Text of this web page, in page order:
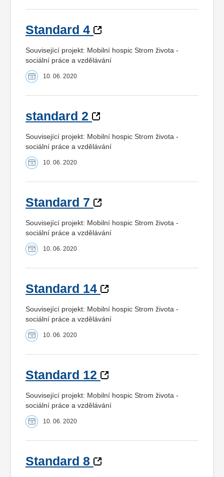
Standard 4
Související projekt: Mobilní hospic Strom života -
sociální práce a vzdělávání
10. 06. 2020
standard 2
Související projekt: Mobilní hospic Strom života -
sociální práce a vzdělávání
10. 06. 2020
Standard 7
Související projekt: Mobilní hospic Strom života -
sociální práce a vzdělávání
10. 06. 2020
Standard 14
Související projekt: Mobilní hospic Strom života -
sociální práce a vzdělávání
10. 06. 2020
Standard 12
Související projekt: Mobilní hospic Strom života -
sociální práce a vzdělávání
10. 06. 2020
Standard 8